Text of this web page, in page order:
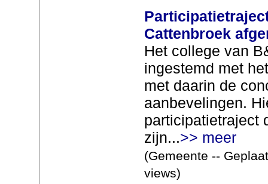
Cattenbroek
Het college van
ingestemd met
met daarin de
aanbevelingen.
participatietraject
zijn...>> meer
(Gemeente --
views)